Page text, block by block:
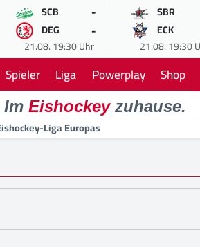
SCB -
DEG -
21.08. 19:30 Uhr
SBR
ECK
21.08. 19:30
Spieler Liga Powerplay Shop
Eishockeyzuhause.
Liga Europas